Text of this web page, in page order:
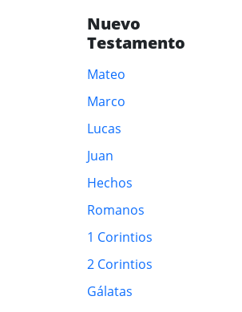
Nuevo
Testamento
Mateo
Marco
Lucas
Juan
Hechos
Romanos
1 Corintios
2 Corintios
Gálatas